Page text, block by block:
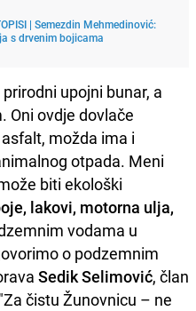
| Semezdin Mehmedinović:
s drvenim bojicama
upojni bunar, a
Oni ovdje dovlače
možda ima i
otpada. Meni
biti ekološki
lakovi, motorna ulja,
vodama u
o podzemnim
Sedik Selimović, član
čistu Žunovnicu – ne